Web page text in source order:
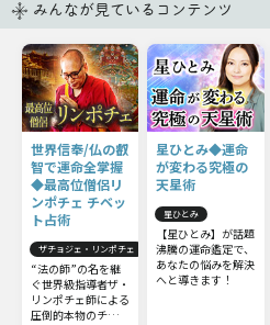
みんなが見ているコンテンツ
世界信奉/仏の叡
智で運命全掌握
◆最高位僧侶リ
ンポチェ チベッ
ト占術
ザチョジェ・リンポチェ
“法の師”の名を継
ぐ世界級指導者ザ・
リンポチェ師による
圧倒的本物のチベッ
星ひとみ◆運命
が変わる究極の
天星術
星ひとみ
【星ひとみ】が話題
沸騰の運命鑑定で、
あなたの悩みを解決
へと導きます！